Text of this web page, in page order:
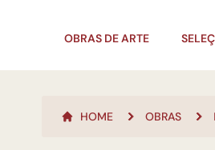
OBRAS DE ARTE
HOME OBRAS